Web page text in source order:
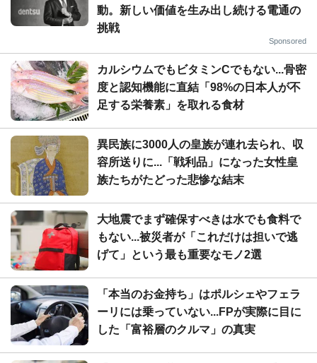
動。新しい価値を生み出し続ける電通の
挑戦
Sponsored
カルシウムでもビタミンCでもない...骨密
度と認知機能に直結「98%の日本人が不
足する栄養素」を取れる食材
異民族に3000人の皇族が連れ去られ、収
容所送りに...「戦利品」になった女性皇
族たちがたどった悲惨な結末
大地震でまず確保すべきは水でも食料で
もない...被災者が「これだけは担いで逃
げて」という最も重要なモノ2選
「本当のお金持ち」はポルシェやフェラ
ーリには乗っていない...FPが実際に目に
した「富裕層のクルマ」の真実